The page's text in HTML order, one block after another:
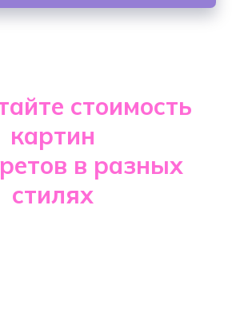
стоимость
картин
в разных
стилях